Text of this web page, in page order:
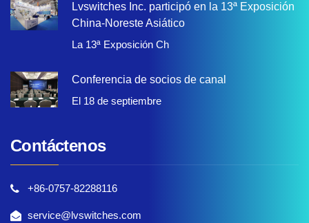
Lvswitches Inc. participó en la 13ª Exposición
China-Noreste Asiático
La 13ª Exposición Ch
Conferencia de socios de canal
El 18 de septiembre
Contáctenos
+86-0757-82288116
service@lvswitches.com